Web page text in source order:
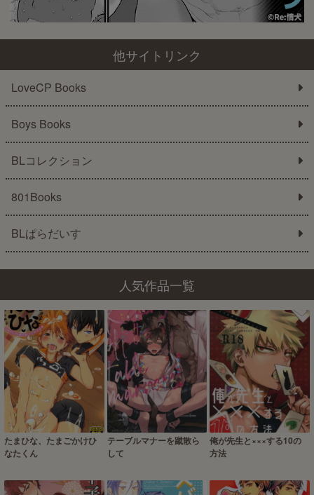
他サイトリンク
LoveCP Books
Boys Books
BLコレクション
801Books
BLぱらだいす
人気作品一覧
たまひな、たまごかけひ
なたくん
テーブルマナーを蹴散ら
して
俺が先生と×××する10の
方法